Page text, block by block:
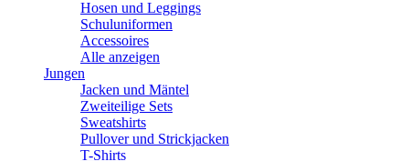
Hosen und Leggings
Schuluniformen
Accessoires
Alle anzeigen
Jungen
Jacken und Mäntel
Zweiteilige Sets
Sweatshirts
Pullover und Strickjacken
T-Shirts